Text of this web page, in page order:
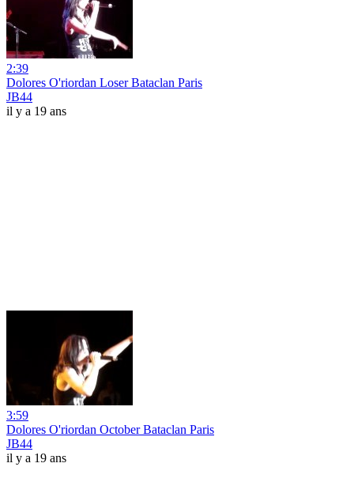
2:39
Dolores O'riordan Loser Bataclan Paris
JB44
il y a 19 ans
3:59
Dolores O'riordan October Bataclan Paris
JB44
il y a 19 ans